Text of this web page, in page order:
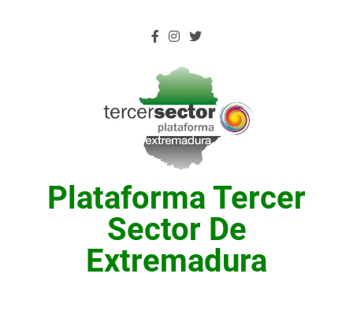
Plataforma Tercer
Sector De
Extremadura